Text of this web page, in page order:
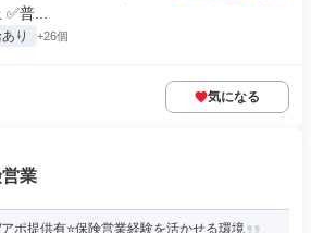
普...
り +26個
気になる
業
ポ提供有⭐保険営業経験を活かせる環境